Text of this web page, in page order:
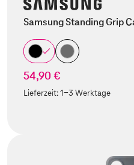
Samsung Standing Grip
54,90 €
Lieferzeit:1-3 Werktage